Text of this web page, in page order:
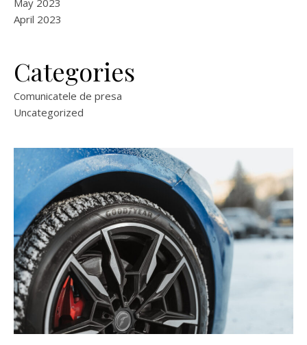
May 2023
April 2023
Categories
Comunicatele de presa
Uncategorized